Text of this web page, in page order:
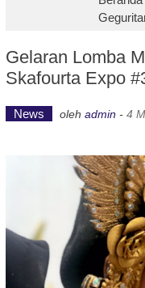
Gelaran Lomba
Skafourta Expo
News oleh admin - 4